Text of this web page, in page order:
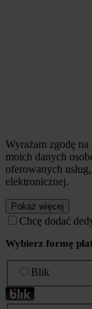
Wyrażam zgodę
moich danych
oferowanych
elektronicznej.
Pokaż więcej
Chcę dodać
Wybierz formę
Blik